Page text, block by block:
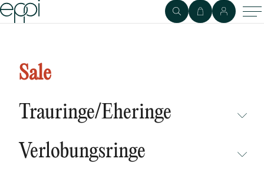
Sale
Trauringe/Eheringe
NEUHEITEN
Verlobungsringe